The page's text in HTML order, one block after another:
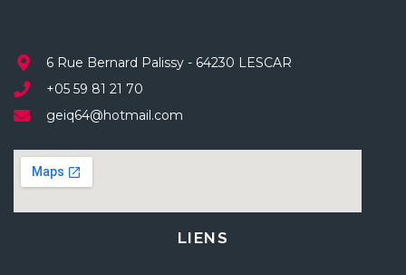
6 Rue Bernard Palissy - 64230 LESCAR
+05 59 81 21 70
geiq64@hotmail.com
LIENS